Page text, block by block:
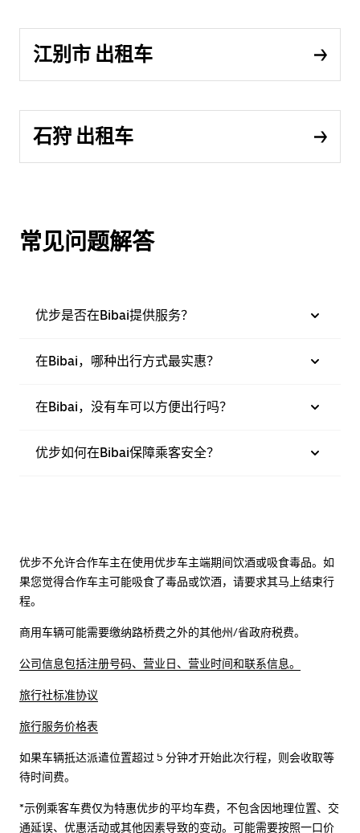
江别市 出租车
石狩 出租车
常见问题解答
优步是否在Bibai提供服务？
在Bibai，哪种出行方式最实惠？
在Bibai，没有车可以方便出行吗？
优步如何在Bibai保障乘客安全？
优步不允许合作车主在使用优步车主端期间饮酒或吸食毒品。如
果您觉得合作车主可能吸食了毒品或饮酒，请要求其马上结束行
程。
商用车辆可能需要缴纳路桥费之外的其他州/省政府税费。
公司信息包括注册号码、营业日、营业时间和联系信息。
旅行社标准协议
旅行服务价格表
如果车辆抵达派遣位置超过 5 分钟才开始此次行程，则会收取等
待时间费。
*示例乘客车费仅为特惠优步的平均车费，不包含因地理位置、交
通延误、优惠活动或其他因素导致的变动。可能需要按照一口价